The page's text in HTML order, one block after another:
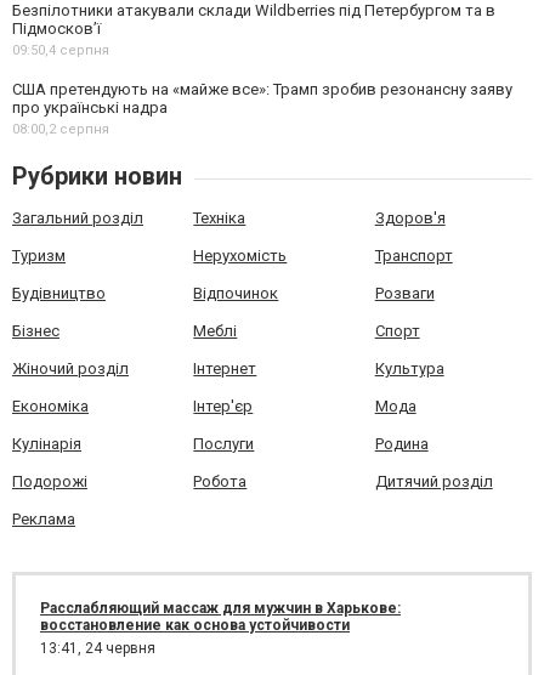
Безпілотники атакували склади Wildberries під Петербургом та в
Підмосков’ї
09:50,4 серпня
США претендують на «майже все»: Трамп зробив резонансну заяву
про українські надра
08:00,2 серпня
Рубрики новин
Загальний розділ Техніка Здоров'я
Туризм Нерухомість Транспорт
Будівництво Відпочинок Розваги
Бізнес Меблі Спорт
Жіночий розділ Інтернет Культура
Економіка Інтер'єр Мода
Кулінарія Послуги Родина
Подорожі Робота Дитячий розділ
Реклама
Расслабляющий массаж для мужчин в Харькове:
восстановление как основа устойчивости
13:41, 24 червня